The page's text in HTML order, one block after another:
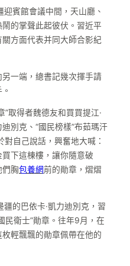
迎賓館會議中間，天山廳、
的掌聲此起彼伏。習近平
方面代表并同大師合影紀
一端，總書記幾次揮手請
”取得者魏德友和買買提江·
別克、“國民榜樣”布茹瑪汗
對自己說話，興奮地大喊：
買下這棟樓，讓你隨意破
們胸包養網前的勛章，熠熠
的巴依卡·凱力迪別克，習
民衛士”勛章。往年9月，在
輕飄飄的勛章佩帶在他的